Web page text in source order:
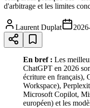
d'arbitrage et les limites
Laurent Duplat
En bref : Les
ChatGPT en 2026
écriture en français),
Workspace),
Microsoft Copilot,
européen) et les